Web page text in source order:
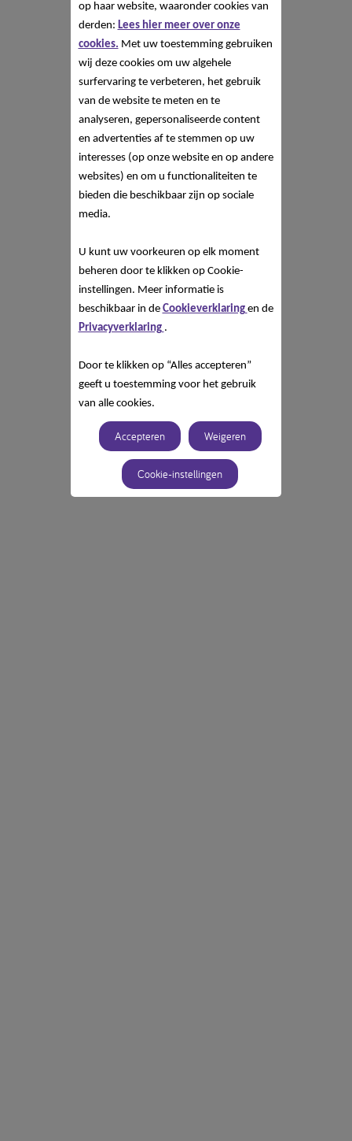
op haar website, waaronder cookies van
derden: Lees hier meer over onze
cookies. Met uw toestemming gebruiken
wij deze cookies om uw algehele
surfervaring te verbeteren, het gebruik
van de website te meten en te
analyseren, gepersonaliseerde content
en advertenties af te stemmen op uw
interesses (op onze website en op andere
websites) en om u functionaliteiten te
bieden die beschikbaar zijn op sociale
media.
U kunt uw voorkeuren op elk moment
beheren door te klikken op Cookie-
instellingen. Meer informatie is
beschikbaar in de Cookieverklaring en de
Privacyverklaring .
Door te klikken op “Alles accepteren”
geeft u toestemming voor het gebruik
van alle cookies.
Accepteren Weigeren
Cookie-instellingen